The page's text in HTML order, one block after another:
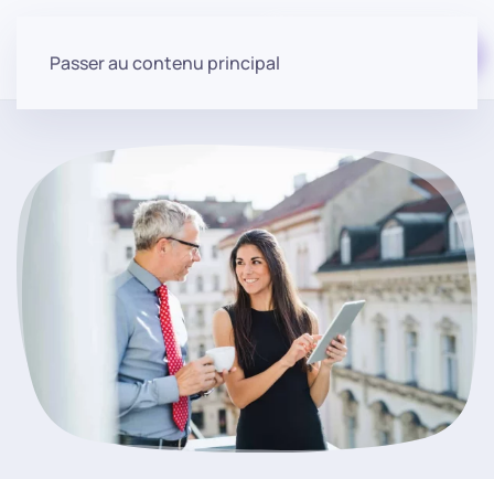
Passer au contenu principal